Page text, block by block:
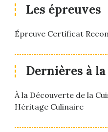
Les épreuves
Épreuve Certificat
Dernières à
À la Découverte de la
Héritage Culinaire